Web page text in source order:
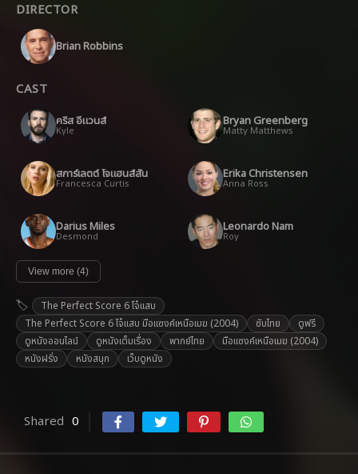
DIRECTOR
Brian Robbins
CAST
คริส อีแวนส์
Kyle
Bryan Greenberg
Matty Matthews
สการ์เลตต์ โจแฮนส์สัน
Francesca Curtis
Erika Christensen
Anna Ross
Darius Miles
Desmond
Leonardo Nam
Roy
View more (4)
The Perfect Score 6 โจ๋แสบ
The Perfect Score 6 โจ๋แสบ มือแซงค์เหนือเมฆ (2004)
ซับไทย
ดูฟรี
ดูหนังออนไลน์
ดูหนังเต็มเรื่อง พากย์ไทย
มือแซงค์เหนือเมฆ (2004)
หนังฝรั่ง
หนังสนุก เว็บดูหนัง
Shared 0